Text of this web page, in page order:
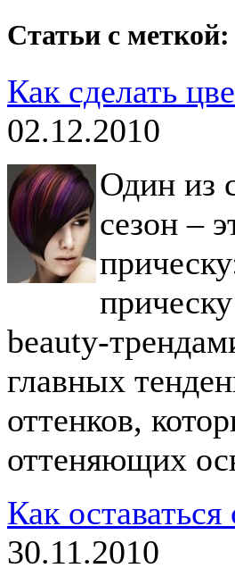
Статьи с
Как сделать
02.12.2010
Один из
сезон –
beauty-
главных
оттенков,
оттеняющих
Как
30.11.2010